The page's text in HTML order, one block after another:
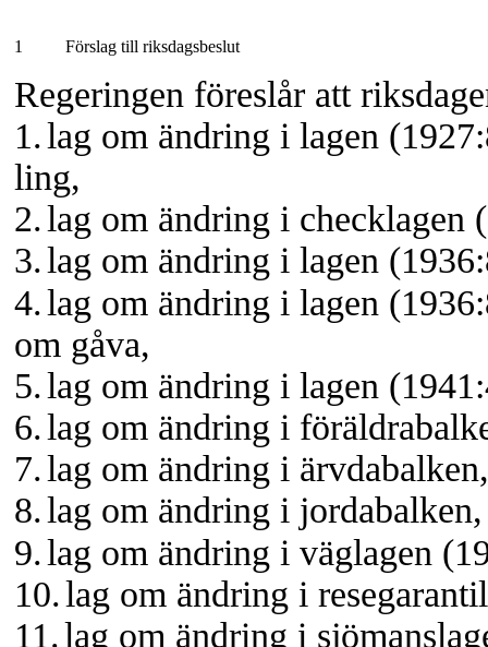
1 Förslag till riksdagsbeslut
Regeringen föreslår att
1.lag om ändring i lagen
ling,
2.lag om ändring i checklagen
3.lag om ändring i lagen
4.lag om ändring i lagen
om gåva,
5.lag om ändring i lagen
6.lag om ändring i
7.lag om ändring i ärvdabalken,
8.lag om ändring i jordabalken,
9.lag om ändring i väglagen
10.lag om ändring i
11.lag om ändring i